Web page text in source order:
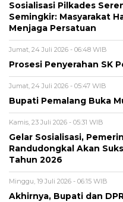
Sosialisasi Pilkades
Semingkir: Masyarakat
Menjaga Persatuan
Jumat, 24 Juli 2026 - 06:48 WIB
Prosesi Penyerahan SK
Jumat, 24 Juli 2026 - 05:47 WIB
Bupati Pemalang Buka
Kamis, 23 Juli 2026 - 05:31 WIB
Gelar Sosialisasi,
Randudongkal Akan
Tahun 2026
Minggu, 19 Juli 2026 - 06:15 WIB
Akhirnya, Bupati dan